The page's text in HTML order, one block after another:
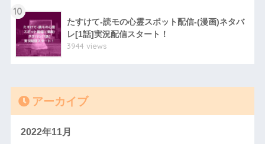
10
たすけて-読モの心霊スポット配信-(漫画)ネタバ
レ[1話]実況配信スタート！
3944 views
アーカイブ
2022年11月